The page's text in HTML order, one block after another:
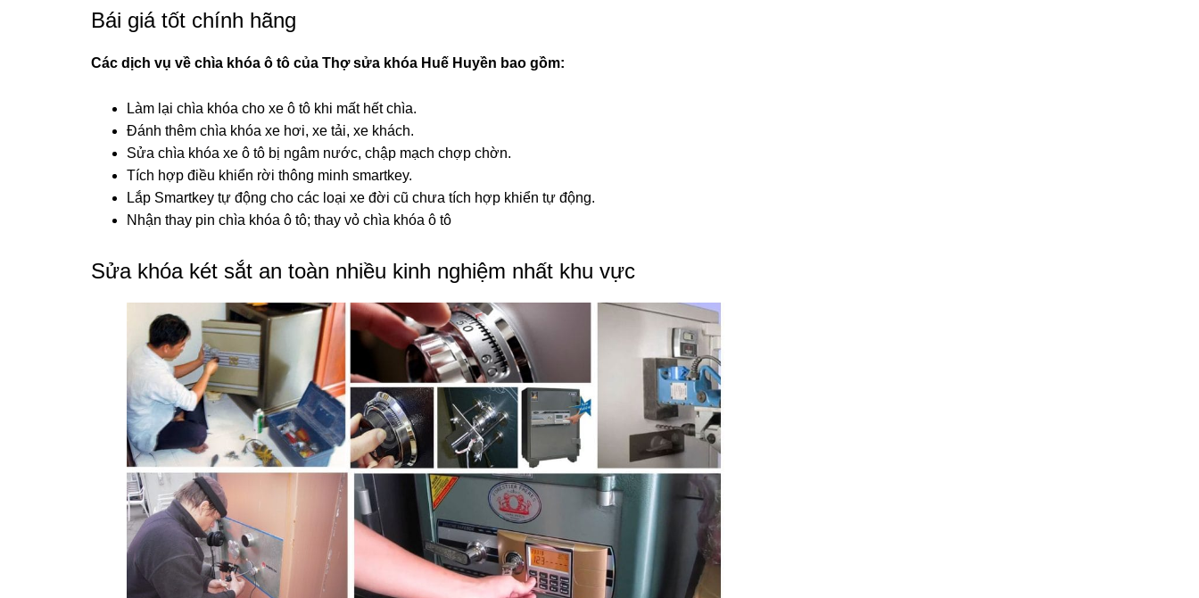
Bái giá tốt chính hãng
Các dịch vụ về chìa khóa ô tô của Thợ sửa khóa Huế Huyền bao gồm:
Làm lại chìa khóa cho xe ô tô khi mất hết chìa.
Đánh thêm chìa khóa xe hơi, xe tải, xe khách.
Sửa chìa khóa xe ô tô bị ngâm nước, chập mạch chợp chờn.
Tích hợp điều khiển rời thông minh smartkey.
Lắp Smartkey tự động cho các loại xe đời cũ chưa tích hợp khiển tự động.
Nhận thay pin chìa khóa ô tô; thay vỏ chìa khóa ô tô
Sửa khóa két sắt an toàn nhiều kinh nghiệm nhất khu vực